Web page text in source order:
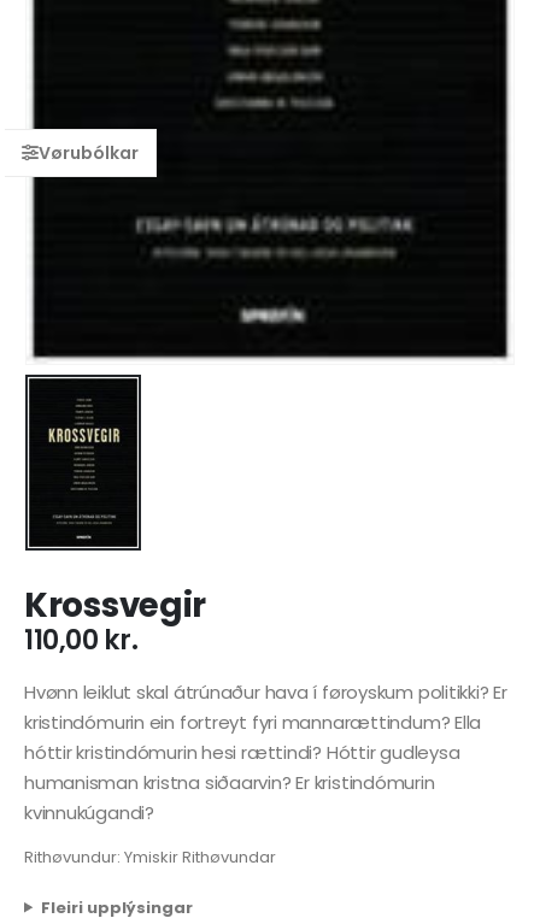
Krossvegir
110,00 kr.
Hvønn leiklut skal átrúnaður hava í føroyskum politikki? Er
kristindómurin ein fortreyt fyri mannarættindum? Ella
hóttir kristindómurin hesi rættindi? Hóttir gudleysa
humanisman kristna siðaarvin? Er kristindómurin
kvinnukúgandi?
Rithøvundur: Ymiskir Rithøvundar
Fleiri upplýsingar